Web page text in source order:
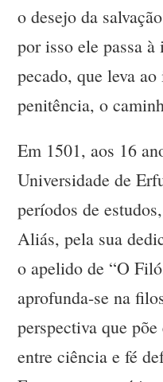
o desejo da
por isso ele passa
pecado, que leva
penitência, o
Em 1501, aos 16
Universidade de
períodos de
Aliás, pela sua
o apelido de “O
aprofunda-se na
perspectiva que
entre ciência e fé